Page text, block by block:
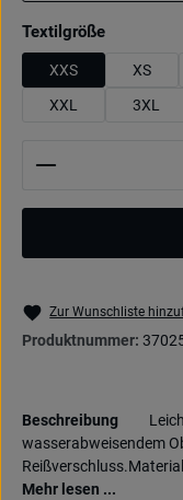
Textilgrößeauswählen
XXS XS
XXL
3XL
Produkt Anzahl:
Zur Wunschliste
Produktnummer:
Beschreibung
wasserabweisendem
Mehr lesen ...